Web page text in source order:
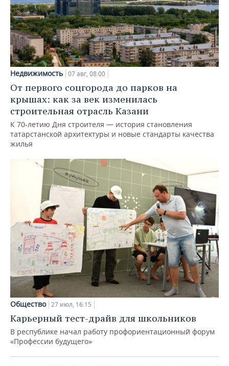
Недвижимость 07 авг, 08:00
От первого соцгорода до парков на
крышах: как за век изменилась
строительная отрасль Казани
К 70-летию Дня строителя — история становления
татарстанской архитектуры и новые стандарты качества
жилья
Общество 27 июл, 16:15
Карьерный тест-драйв для школьников
В республике начал работу профориентационный форум
«Профессии будущего»